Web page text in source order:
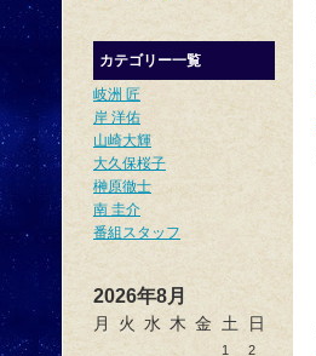
カテゴリー一覧
岐洲 匠
岸 洋佑
山崎大輝
大久保桜子
榊原徹士
南 圭介
番組スタッフ
2026年8月
月 火 水 木 金 土 日
1
2